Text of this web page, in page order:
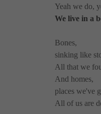
Yeah we do,
We live in a
Bones,
sinking like
All that we
And homes,
places we've
All of us are